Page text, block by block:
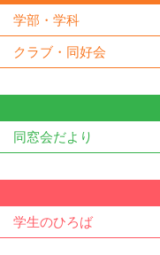
学部・学科
クラブ・同好会
同窓会だより
学生のひろば